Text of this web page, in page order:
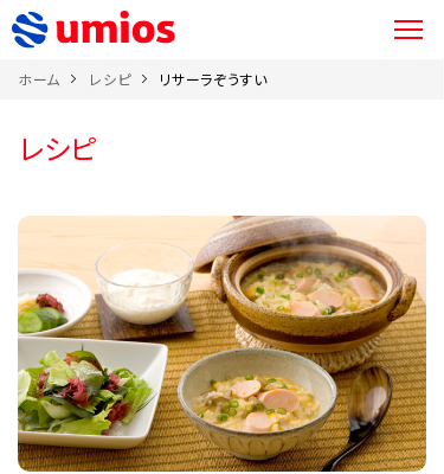
ホーム レシピ リサーラぞうすい
レシピ